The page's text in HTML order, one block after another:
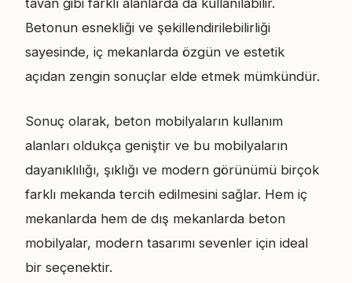
tavan gibi farklı alanlarda da kullanılabilir.
Betonun esnekliği ve şekillendirilebilirliği
sayesinde, iç mekanlarda özgün ve estetik
açıdan zengin sonuçlar elde etmek mümkündür.
Sonuç olarak, beton mobilyaların kullanım
alanları oldukça geniştir ve bu mobilyaların
dayanıklılığı, şıklığı ve modern görünümü birçok
farklı mekanda tercih edilmesini sağlar. Hem iç
mekanlarda hem de dış mekanlarda beton
mobilyalar, modern tasarımı sevenler için ideal
bir seçenektir.